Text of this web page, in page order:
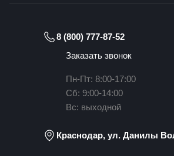
8 (800) 777-87-52
Заказать звонок
Пн-Пт: 8:00-17:00
Сб: 9:00-14:00
Вс: выходной
Краснодар, ул. Данилы